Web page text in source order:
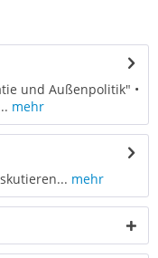
und Außenpolitik" •
mehr
mehr